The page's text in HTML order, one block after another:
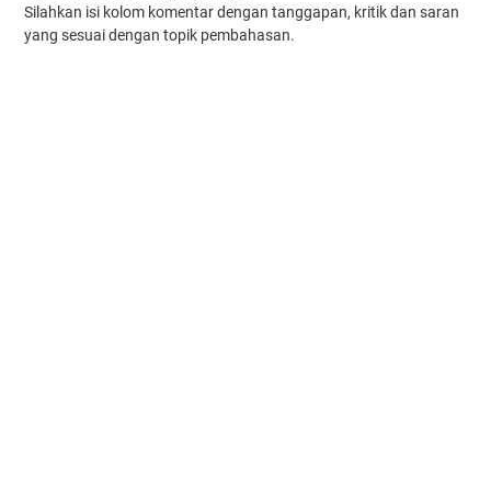
Silahkan isi kolom komentar dengan tanggapan, kritik dan saran
yang sesuai dengan topik pembahasan.